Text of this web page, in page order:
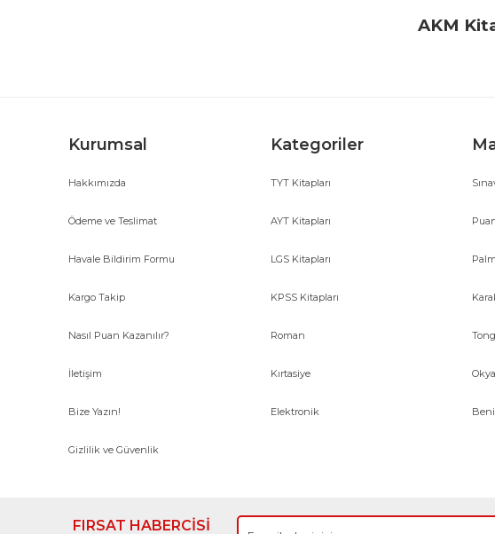
AKM
Kurumsal
Hakkımızda
Ödeme ve Teslimat
Havale Bildirim Formu
Kargo Takip
Nasıl Puan Kazanılır?
İletişim
Bize Yazın!
Gizlilik ve Güvenlik
Kategoriler
TYT Kitapları
AYT Kitapları
LGS Kitapları
KPSS Kitapları
Roman
Kırtasiye
Elektronik
FIRSAT HABERCİSİ